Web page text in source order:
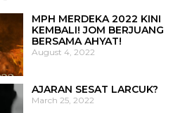
MPH MERDEKA 2022 KINI
KEMBALI! JOM BERJUANG
BERSAMA AHYAT!
August 4, 2022
AJARAN SESAT LARCUK?
March 25, 2022